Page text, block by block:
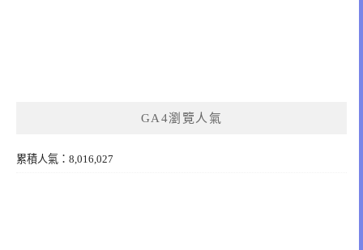
GA4瀏覽人氣
累積人氣：8,016,027